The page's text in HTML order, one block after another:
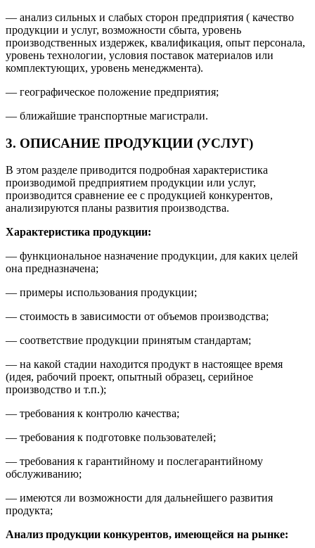
— анализ сильных и слабых сторон предприятия ( качество
продукции и услуг, возможности сбыта, уровень
производственных издержек, квалификация, опыт персонала,
уровень технологии, условия поставок материалов или
комплектующих, уровень менеджмента).
— географическое положение предприятия;
— ближайшие транспортные магистрали.
3. ОПИСАНИЕ ПРОДУКЦИИ (УСЛУГ)
В этом разделе приводится подробная характеристика
производимой предприятием продукции или услуг,
производится сравнение ее с продукцией конкурентов,
анализируются планы развития производства.
Характеристика продукции:
— функциональное назначение продукции, для каких целей
она предназначена;
— примеры использования продукции;
— стоимость в зависимости от объемов производства;
— соответствие продукции принятым стандартам;
— на какой стадии находится продукт в настоящее время
(идея, рабочий проект, опытный образец, серийное
производство и т.п.);
— требования к контролю качества;
— требования к подготовке пользователей;
— требования к гарантийному и послегарантийному
обслуживанию;
— имеются ли возможности для дальнейшего развития
продукта;
Анализ продукции конкурентов, имеющейся на рынке: